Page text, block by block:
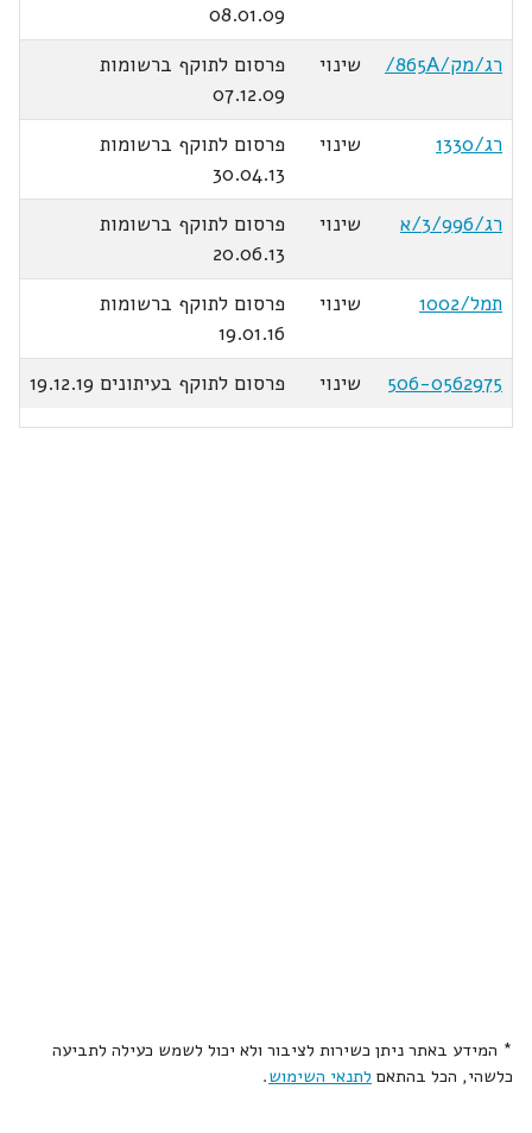
08.01.09
רג/מק/865A/
שינוי
פרסום לתוקף ברשומות
07.12.09
רג/1330
שינוי
פרסום לתוקף ברשומות
30.04.13
רג/3/996/א
שינוי
פרסום לתוקף ברשומות
20.06.13
תמל/1002
שינוי
פרסום לתוקף ברשומות
19.01.16
506-0562975
שינוי פרסום לתוקף בעיתונים 19.12.19
* המידע באתר ניתן כשירות לציבור ולא יכול לשמש כעילה לתביעה
כלשהי, הכל בהתאם לתנאי השימוש.